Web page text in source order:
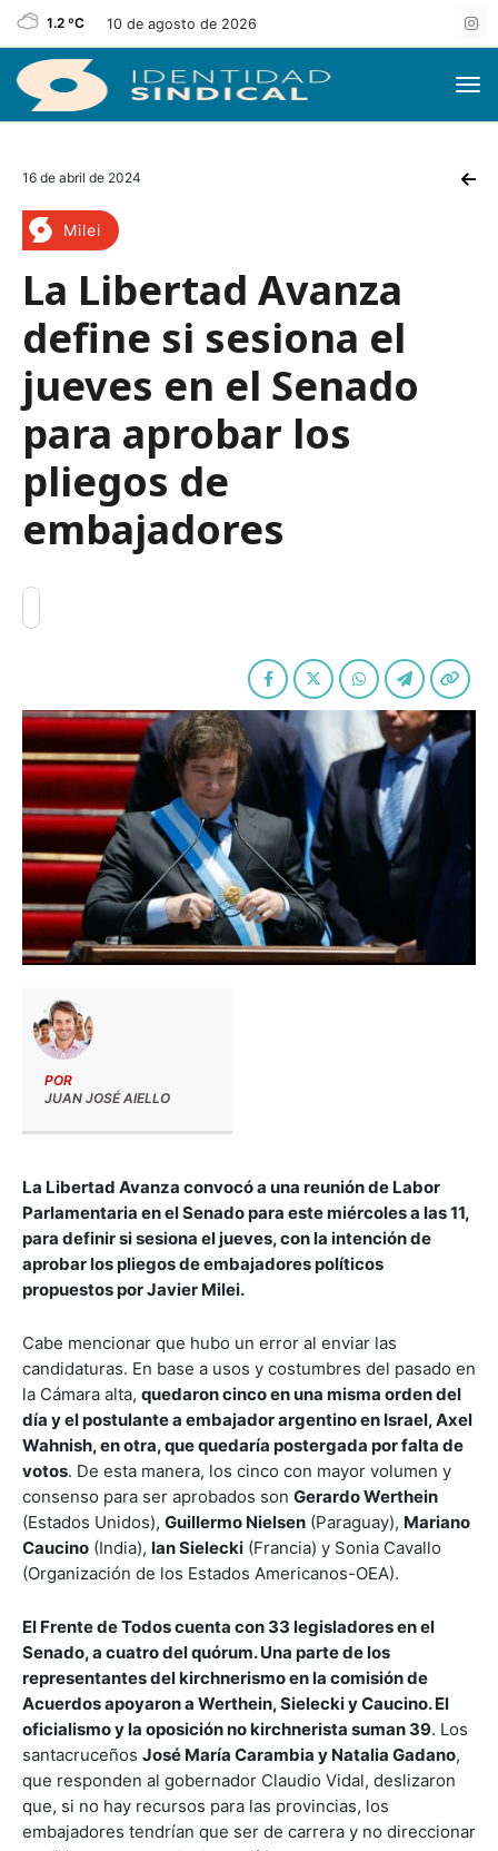
1.2 ºC 10 de agosto de 2026
16 de abril de 2024
Milei
La Libertad Avanza
define si sesiona el
jueves en el Senado
para aprobar los
pliegos de
embajadores
POR
JUAN JOSÉ AIELLO
La Libertad Avanza convocó a una reunión de Labor
Parlamentaria en el Senado para este miércoles a las 11,
para definir si sesiona el jueves, con la intención de
aprobar los pliegos de embajadores políticos
propuestos por Javier Milei.
Cabe mencionar que hubo un error al enviar las
candidaturas. En base a usos y costumbres del pasado en
la Cámara alta, quedaron cinco en una misma orden del
día y el postulante a embajador argentino en Israel, Axel
Wahnish, en otra, que quedaría postergada por falta de
votos. De esta manera, los cinco con mayor volumen y
consenso para ser aprobados son Gerardo Werthein
(Estados Unidos), Guillermo Nielsen (Paraguay), Mariano
Caucino (India), Ian Sielecki (Francia) y Sonia Cavallo
(Organización de los Estados Americanos-OEA).
El Frente de Todos cuenta con 33 legisladores en el
Senado, a cuatro del quórum. Una parte de los
representantes del kirchnerismo en la comisión de
Acuerdos apoyaron a Werthein, Sielecki y Caucino. El
oficialismo y la oposición no kirchnerista suman 39. Los
santacruceños José María Carambia y Natalia Gadano,
que responden al gobernador Claudio Vidal, deslizaron
que, si no hay recursos para las provincias, los
embajadores tendrían que ser de carrera y no direccionar